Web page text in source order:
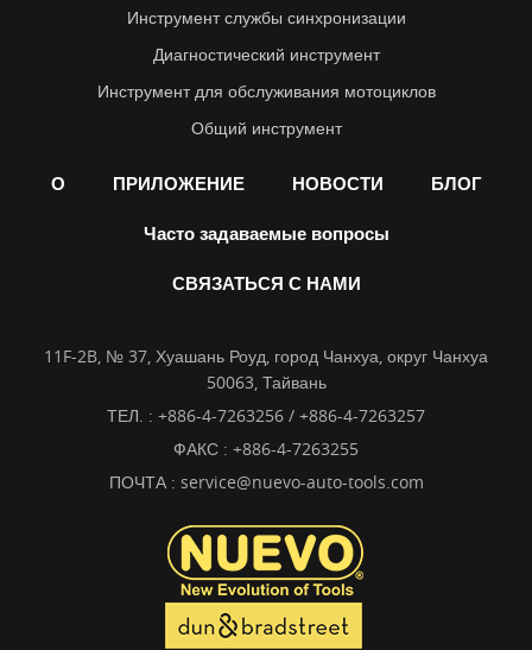
Инструмент службы синхронизации
Диагностический инструмент
Инструмент для обслуживания мотоциклов
Общий инструмент
О ПРИЛОЖЕНИЕ НОВОСТИ БЛОГ
Часто задаваемые вопросы
СВЯЗАТЬСЯ С НАМИ
11F-2B, № 37, Хуашань Роуд, город Чанхуа, округ Чанхуа
50063, Тайвань
ТЕЛ. : +886-4-7263256 / +886-4-7263257
ФАКС : +886-4-7263255
ПОЧТА : service@nuevo-auto-tools.com